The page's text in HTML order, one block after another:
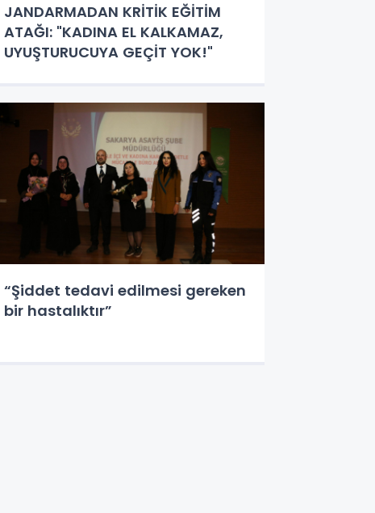
JANDARMADAN KRİTİK EĞİTİM
ATAĞI: "KADINA EL KALKAMAZ,
UYUŞTURUCUYA GEÇİT YOK!"
“Şiddet tedavi edilmesi gereken
bir hastalıktır”